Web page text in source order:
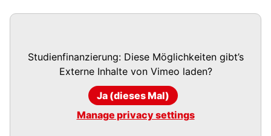
Studienfinanzierung: Diese Möglichkeiten gibt’s
Externe Inhalte von Vimeo laden?
Ja (dieses Mal)
Manage privacy settings